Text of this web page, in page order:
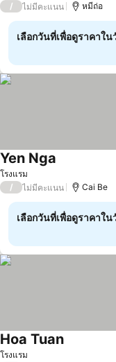
/ ไม่มีคะแนน หมีถ่อ
เลือกวันที่เพื่อดูราคาใ
โรงแรม
Yen Nga
/ ไม่มีคะแนน Cai Be
เลือกวันที่เพื่อดูราคาใ
โรงแรม
Hoa Tuanดูราคา